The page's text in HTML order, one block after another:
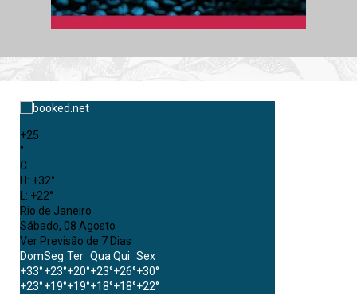
+25
°
C
H: +32°
L: +22°
Rio de Janeiro
Sábado, 08 Agosto
Ver Previsão de 7 Dias
DomSeg Ter QuaQui Sex
+33°+23°+20°+23°+26°+30°
+23°+19°+19°+18°+18°+22°